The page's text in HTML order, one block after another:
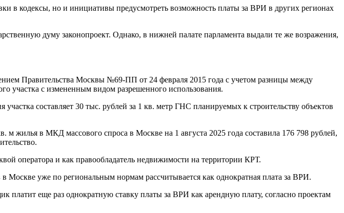
в кодексы, но и инициативы предусмотреть возможность платы за ВРИ в других регионах
думу законопроект. Однако, в нижней палате парламента выдали те же возражения,
Правительства Москвы №69-ПП от 24 февраля 2015 года с учетом разницы между
участка с измененным видом разрешенного использования.
составляет 30 тыс. рублей за 1 кв. метр ГНС планируемых к строительству объектов
жилья в МКД массового спроса в Москве на 1 августа 2025 года составила 176 798 рублей,
оператора и как правообладатель недвижимости на территории КРТ.
Москве уже по региональным нормам рассчитывается как однократная плата за ВРИ.
платит еще раз однократную ставку платы за ВРИ как арендную плату, согласно проектам